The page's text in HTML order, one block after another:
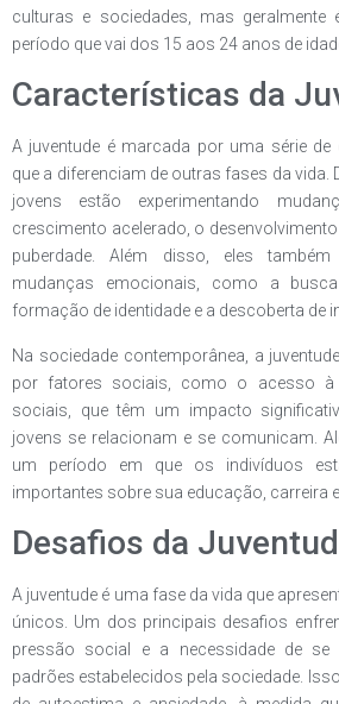
culturas e sociedades, mas
período que vai dos 15 aos 24 anos de
Características da
A juventude é marcada por uma série
que a diferenciam de outras fases da vida.
jovens estão experimentando
crescimento acelerado, o
puberdade. Além disso, eles
mudanças emocionais, como a
formação de identidade e a descoberta de
Na sociedade contemporânea, a
por fatores sociais, como o acesso à
sociais, que têm um impacto
jovens se relacionam e se comunicam.
um período em que os indivíduos
importantes sobre sua educação, carreira
Desafios da
A juventude é uma fase da vida que
únicos. Um dos principais desafios
pressão social e a necessidade de
padrões estabelecidos pela sociedade.